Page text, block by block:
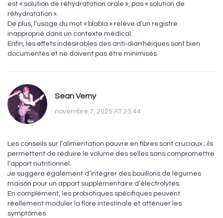
est « solution de réhydratation orale », pas « solution de
réhydratation ».
De plus, l’usage du mot « blabla » relève d’un registre
inapproprié dans un contexte médical.
Enfin, les effets indésirables des anti‑diarrhéiques sont bien
documentés et ne doivent pas être minimisés.
Sean Verny
novembre 7, 2025 AT 23:44
Les conseils sur l’alimentation pauvre en fibres sont cruciaux ; ils
permettent de réduire le volume des selles sans compromettre
l’apport nutritionnel.
Je suggère également d’intégrer des bouillons de légumes
maison pour un apport supplémentaire d’électrolytes.
En complément, les probiotiques spécifiques peuvent
réellement moduler la flore intestinale et atténuer les
symptômes.